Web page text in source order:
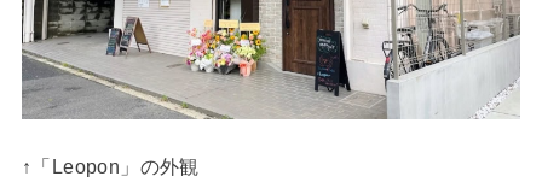
↑「Leopon」の外観